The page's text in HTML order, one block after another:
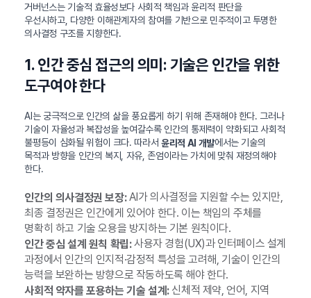
거버넌스는 기술적 효율성보다 사회적 책임과 윤리적 판단을
우선시하고, 다양한 이해관계자의 참여를 기반으로 민주적이고 투명한
의사결정 구조를 지향한다.
1. 인간 중심 접근의 의미: 기술은 인간을 위한
도구여야 한다
AI는 궁극적으로 인간의 삶을 풍요롭게 하기 위해 존재해야 한다. 그러나
기술이 자율성과 복잡성을 높여갈수록 인간의 통제력이 약화되고 사회적
불평등이 심화될 위험이 크다. 따라서윤리적 AI 개발에서는 기술의
목적과 방향을 인간의 복지, 자유, 존엄이라는 가치에 맞춰 재정의해야
한다.
인간의 의사결정권 보장:AI가 의사결정을 지원할 수는 있지만,
최종 결정권은 인간에게 있어야 한다. 이는 책임의 주체를
명확히 하고 기술 오용을 방지하는 기본 원칙이다.
인간 중심 설계 원칙 확립:사용자 경험(UX)과 인터페이스 설계
과정에서 인간의 인지적·감정적 특성을 고려해, 기술이 인간의
능력을 보완하는 방향으로 작동하도록 해야 한다.
사회적 약자를 포용하는 기술 설계:신체적 제약, 언어, 지역